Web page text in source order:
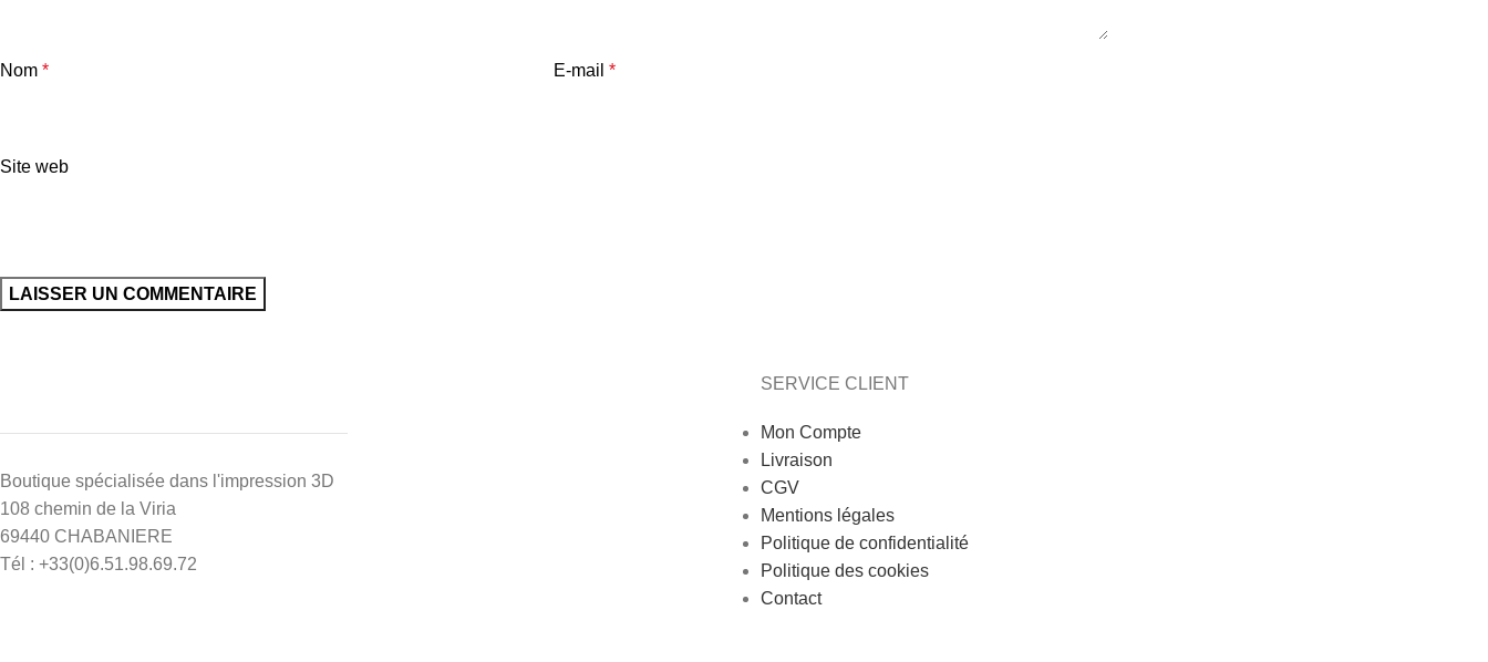
Nom * E-mail*
Site web
Boutique spécialisée dans l'impression 3D
108 chemin de la Viria
69440 CHABANIERE
Tél : +33(0)6.51.98.69.72
SERVICE CLIENT
Mon Compte
Livraison
CGV
Mentions légales
Politique de confidentialité
Politique des cookies
Contact